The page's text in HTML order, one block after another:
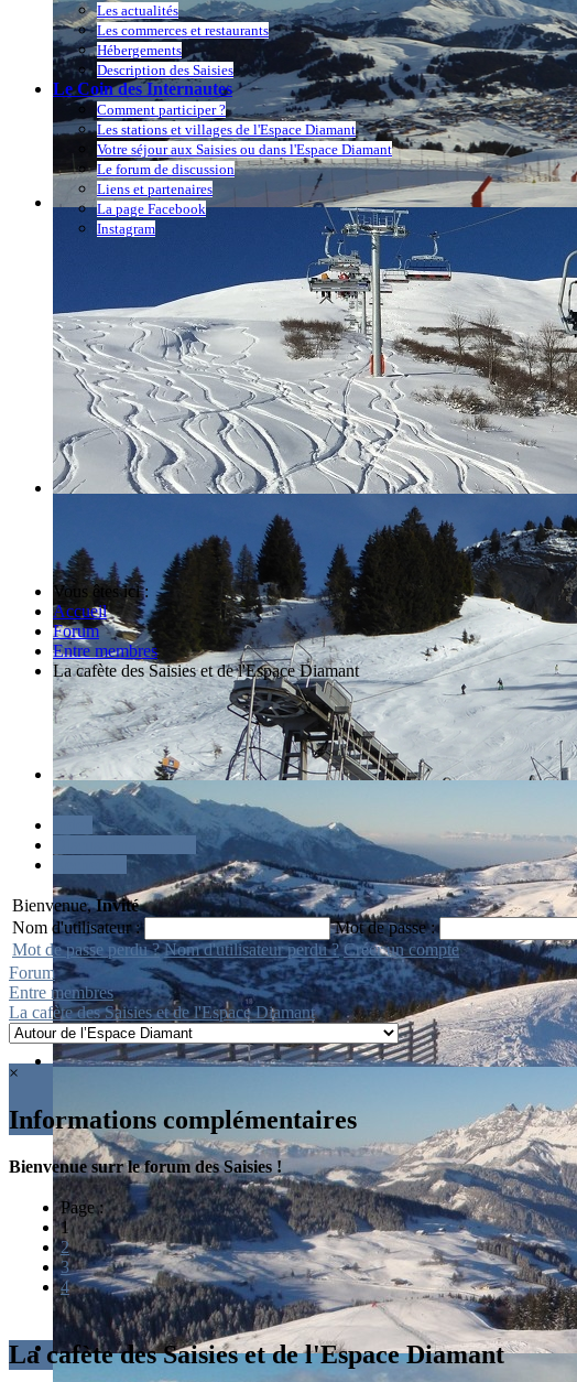
Les actualités
Les commerces et restaurants
Hébergements
Description des Saisies
Le Coin des Internautes
Comment participer ?
Les stations et villages de l'Espace Diamant
Votre séjour aux Saisies ou dans l'Espace Diamant
Le forum de discussion
Liens et partenaires
La page Facebook
Instagram
Vous êtes ici :
Accueil
Forum
Entre membres
La cafète des Saisies et de l'Espace Diamant
Bienvenue,Invité
Nom d'utilisateur :
Mot de passe :
Mot de passe perdu ? Nom d'utilisateur perdu ? Créer un compte
Forum
Entre membres
La cafète des Saisies et de l'Espace Diamant
×
Informations complémentaires
Bienvenue surr le forum des Saisies !
Page :
1
2
3
4
La cafète des Saisies et de l'Espace Diamant